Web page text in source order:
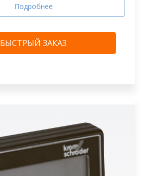
Подробнее
БЫСТРЫЙ ЗАКАЗ